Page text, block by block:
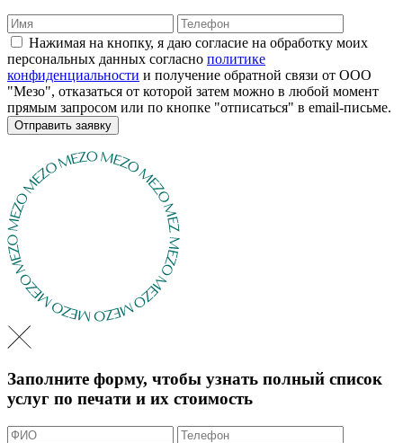
Нажимая на кнопку, я даю согласие на обработку моих
персональных данных согласно политике
конфиденциальности и получение обратной связи от ООО
"Мезо", отказаться от которой затем можно в любой момент
прямым запросом или по кнопке "отписаться" в email-письме.
Отправить заявку
Заполните форму, чтобы узнать полный список
услуг по печати и их стоимость